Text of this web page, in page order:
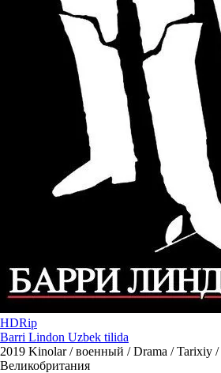
HDRip
Barri Lindon Uzbek tilida
2019 Kinolar / военный / Drama /
Великобритания